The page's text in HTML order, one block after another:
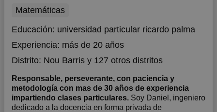
Matemáticas
Educación: universidad particular ricardo palma
Experiencia: más de 20 años
Distrito: Nou Barrisy 127 otros distritos
Responsable, perseverante, con paciencia y
metodología con mas de 30 años de experiencia
impartiendo clases particulares. Soy Daniel, ingeniero
dedicado a la docencia en forma privada de